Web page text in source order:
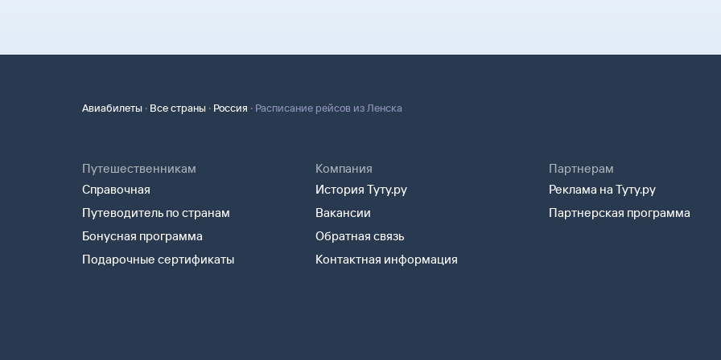
Авиабилеты · Все страны · Россия · Расписание рейсов из Ленска
Путешественникам
Справочная
Путеводитель по странам
Бонусная программа
Подарочные сертификаты
Компания
История Туту.ру
Вакансии
Обратная связь
Контактная информация
Партнерам
Реклама на Туту.ру
Партнерская программа